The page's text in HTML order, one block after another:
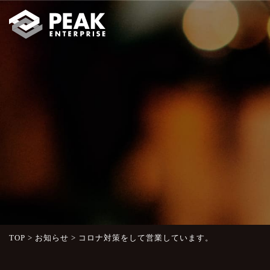
TOP > お知らせ > コロナ対策をして営業しています。